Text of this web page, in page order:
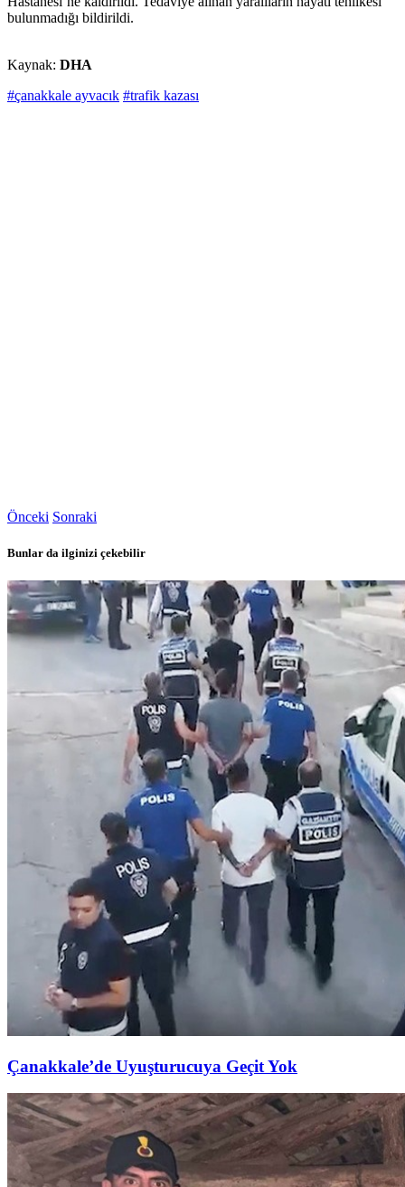
bulunmadığı bildirildi.
Kaynak: DHA
#çanakkale ayvacık #trafik kazası
Önceki Sonraki
Bunlar da ilginizi çekebilir
Çanakkale’de Uyuşturucuya Geçit Yok